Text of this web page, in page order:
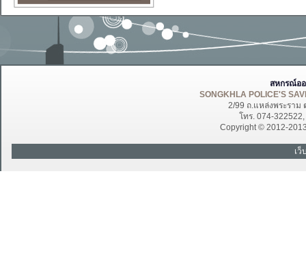
สหกรณ์อ
SONGKHLA POLICE'S
2/99 ถ.แหล่งพระราม
โทร. 074-
Copyright © 2012-
เ